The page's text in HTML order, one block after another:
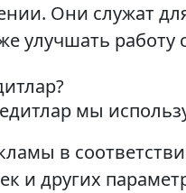
Они служат
улучшать работу
мы
в
и других